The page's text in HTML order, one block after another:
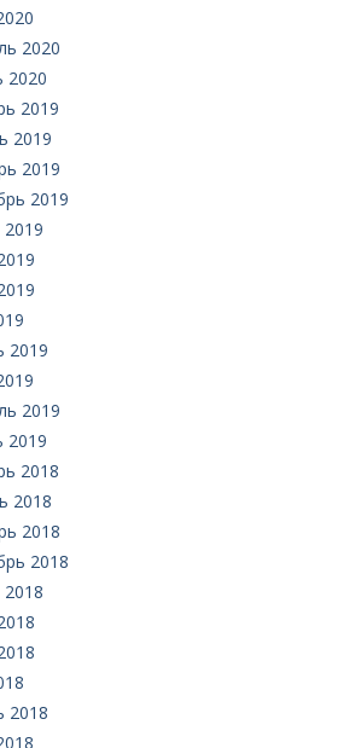
2020
2020
2019
2019
2019
2019
2019
2019
2019
2019
2018
2018
2018
2018
2018
2018